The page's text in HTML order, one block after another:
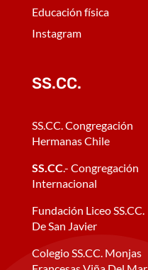
Educación física
Instagram
SS.CC.
SS.CC. Congregación
Hermanas Chile
SS.CC.- Congregación
Internacional
Fundación Liceo SS.CC.
De San Javier
Colegio SS.CC. Monjas